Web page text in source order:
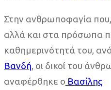
Στην ανθρωποφαγία που,
αλλά και στα πρόσωπα
καθημερινότητά του,
Βανδή, οι δικοί του
αναφέρθηκε ο Βασίλης